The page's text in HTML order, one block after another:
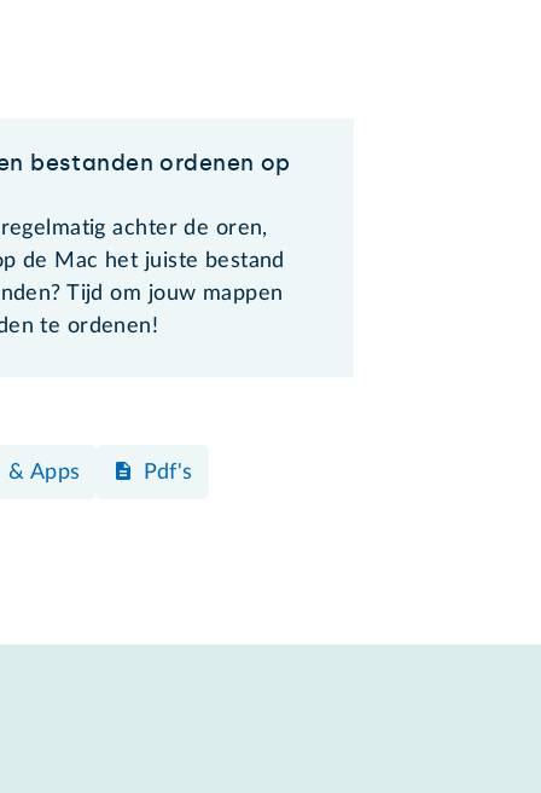
bestanden ordenen op
achter de oren,
de Mac het juiste bestand
Tijd om jouw mappen
te ordenen!
& Apps Pdf's